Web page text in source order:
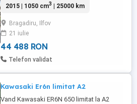
fabricatie 2015, 25.000 km, 105 kw. se
2015 | 1050 cm3 | 25000 km
Bragadiru, Ilfov
21 iulie
44 488 RON
Telefon validat
Kawasaki Er6n limitat A2
Vand Kawasaki ER6N 650 limitat la A2